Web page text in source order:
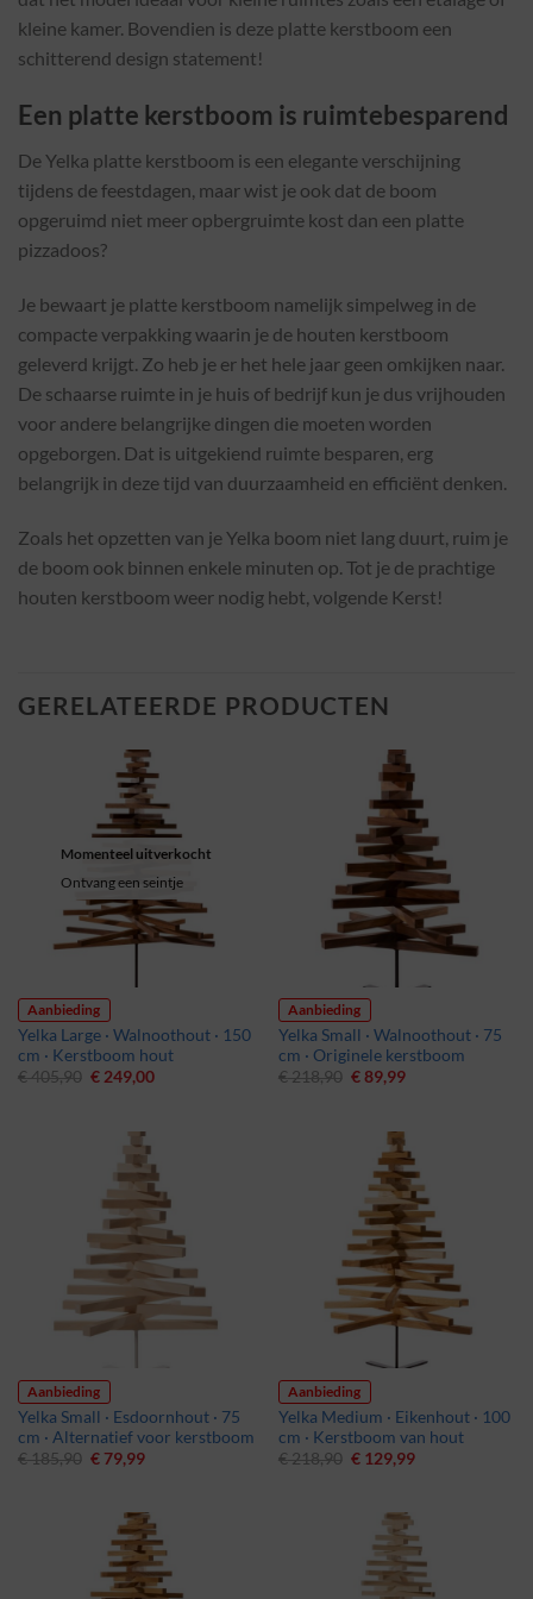
kleine kamer. Bovendien is deze platte kerstboom een
schitterend design statement!
Een platte kerstboom is ruimtebesparend
De Yelka platte kerstboom is een elegante verschijning
tijdens de feestdagen, maar wist je ook dat de boom
opgeruimd niet meer opbergruimte kost dan een platte
pizzadoos?
Je bewaart je platte kerstboom namelijk simpelweg in de
compacte verpakking waarin je de houten kerstboom
geleverd krijgt. Zo heb je er het hele jaar geen omkijken naar.
De schaarse ruimte in je huis of bedrijf kun je dus vrijhouden
voor andere belangrijke dingen die moeten worden
opgeborgen. Dat is uitgekiend ruimte besparen, erg
belangrijk in deze tijd van duurzaamheid en efficiënt denken.
Zoals het opzetten van je Yelka boom niet lang duurt, ruim je
de boom ook binnen enkele minuten op. Tot je de prachtige
houten kerstboom weer nodig hebt, volgende Kerst!
GERELATEERDE PRODUCTEN
Momenteel uitverkocht
Ontvang een seintje
Aanbieding
Yelka Large · Walnoothout · 150
cm · Kerstboom hout
€405,90 Oorspronkelijke
€249,00Huidige
Aanbieding
Yelka Small · Walnoothout · 75
cm · Originele kerstboom
€218,90 Oorspronkelijke
€89,99Huidige
Aanbieding
Yelka Small · Esdoornhout · 75
cm · Alternatief voor kerstboom
€185,90 Oorspronkelijke
€79,99Huidige
Aanbieding
Yelka Medium · Eikenhout · 100
cm · Kerstboom van hout
€218,90 Oorspronkelijke
€129,99Huidige